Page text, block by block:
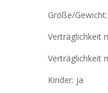
Größe/
Verträglichkeit
Verträglichkeit
Kinder: ja